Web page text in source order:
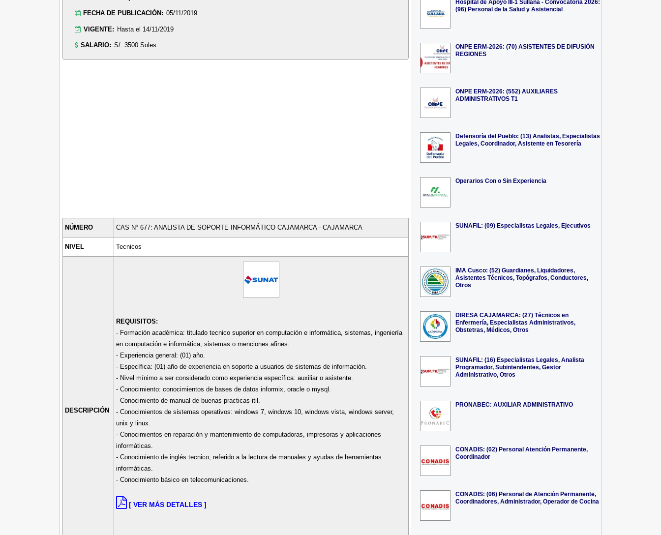
FECHA DE PUBLICACIÓN: 05/11/2019
VIGENTE: Hasta el 14/11/2019
SALARIO: S/. 3500 Soles
NÚMERO CAS Nº 677: ANALISTA DE SOPORTE INFORMÁTICO CAJAMARCA - CAJAMARCA
NIVEL Tecnicos
DESCRIPCIÓN
REQUISITOS:
- Formación académica: titulado tecnico superior en computación e informática, sistemas, ingeniería
en computación e informática, sistemas o menciones afines.
- Experiencia general: (01) año.
- Específica: (01) año de experiencia en soporte a usuarios de sistemas de información.
- Nivel mínimo a ser considerado como experiencia específica: auxiliar o asistente.
- Conocimiento: conocimientos de bases de datos informix, oracle o mysql.
- Conocimiento de manual de buenas practicas itil.
- Conocimientos de sistemas operativos: windows 7, windows 10, windows vista, windows server,
unix y linux.
- Conocimientos en reparación y mantenimiento de computadoras, impresoras y aplicaciones
informáticas.
- Conocimiento de inglés tecnico, referido a la lectura de manuales y ayudas de herramientas
informáticas.
- Conocimiento básico en telecomunicaciones.
[ VER MÁS DETALLES ]
Hospital de Apoyo III-1 Sullana - Convocatoria 2026:
(96) Personal de la Salud y Asistencial
ONPE ERM-2026: (70) ASISTENTES DE DIFUSIÓN
REGIONES
ONPE ERM-2026: (552) AUXILIARES
ADMINISTRATIVOS T1
Defensoría del Pueblo: (13) Analistas, Especialistas
Legales, Coordinador, Asistente en Tesorería
Operarios Con o Sin Experiencia
SUNAFIL: (09) Especialistas Legales, Ejecutivos
IMA Cusco: (52) Guardianes, Liquidadores,
Asistentes Técnicos, Topógrafos, Conductores,
Otros
DIRESA CAJAMARCA: (27) Técnicos en
Enfermería, Especialistas Administrativos,
Obstetras, Médicos, Otros
SUNAFIL: (16) Especialistas Legales, Analista
Programador, Subintendentes, Gestor
Administrativo, Otros
PRONABEC: AUXILIAR ADMINISTRATIVO
CONADIS: (02) Personal Atención Permanente,
Coordinador
CONADIS: (06) Personal de Atención Permanente,
Coordinadores, Administrador, Operador de Cocina